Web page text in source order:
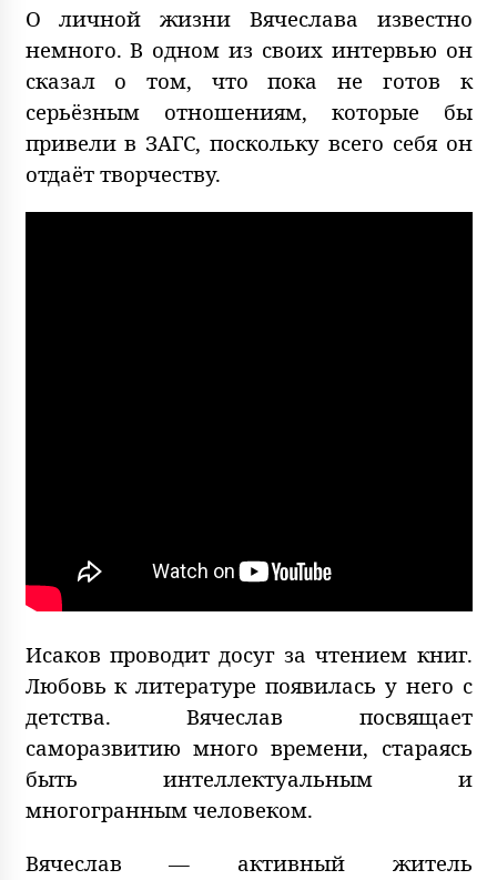
О личной жизни Вячеслава известно
немного. В одном из своих интервью он
сказал о том, что пока не готов к
серьёзным отношениям, которые бы
привели в ЗАГС, поскольку всего себя он
отдаёт творчеству.
Исаков проводит досуг за чтением книг.
Любовь к литературе появилась у него с
детства. Вячеслав посвящает
саморазвитию много времени, стараясь
быть интеллектуальным и
многогранным человеком.
Вячеслав — активный житель